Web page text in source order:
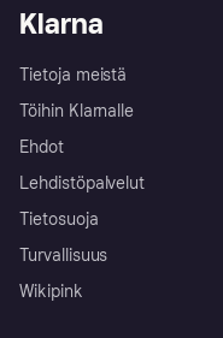
Klarna
Tietoja meistä
Töihin Klarnalle
Ehdot
Lehdistöpalvelut
Tietosuoja
Turvallisuus
Wikipink